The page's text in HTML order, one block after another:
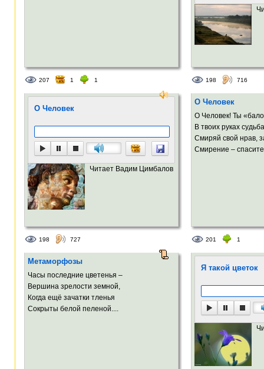
207 1 1 198 716
О Человек
Читает Вадим Цимбалов
198 727
О Человек
О Человек! Ты
В твоих руках
Смиряй свой нрав,
Смирение –
201 1
Метаморфозы
Часы последние цветенья –
Вершина зрелости земной,
Когда ещё зачатки тленья
Сокрыты белой пеленой....
Я такой цветок